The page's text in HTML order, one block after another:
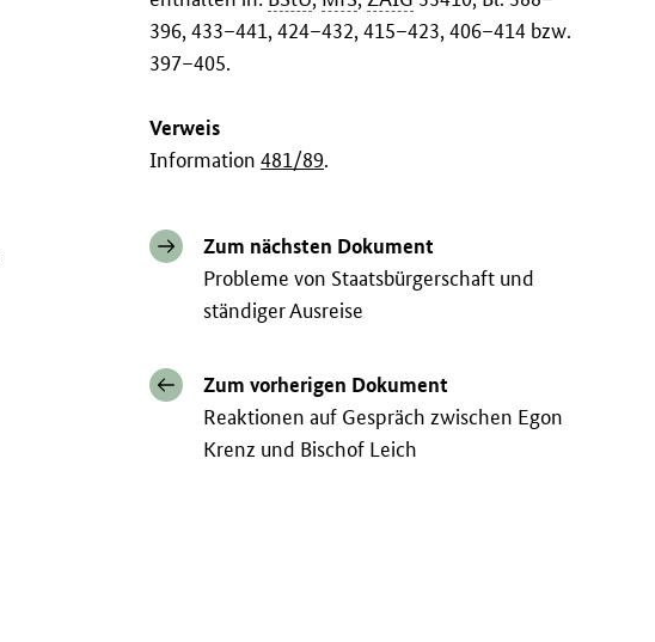
396, 433–441, 424–432, 415–423, 406–414 bzw.
397–405.
Verweis
Information481/89.
Zum nächsten Dokument
Probleme von Staatsbürgerschaft und
ständiger Ausreise
Zum vorherigen Dokument
Reaktionen auf Gespräch zwischen Egon
Krenz und Bischof Leich